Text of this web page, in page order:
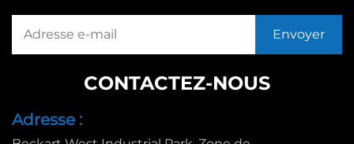
CONTACTEZ-NOUS
Adresse :